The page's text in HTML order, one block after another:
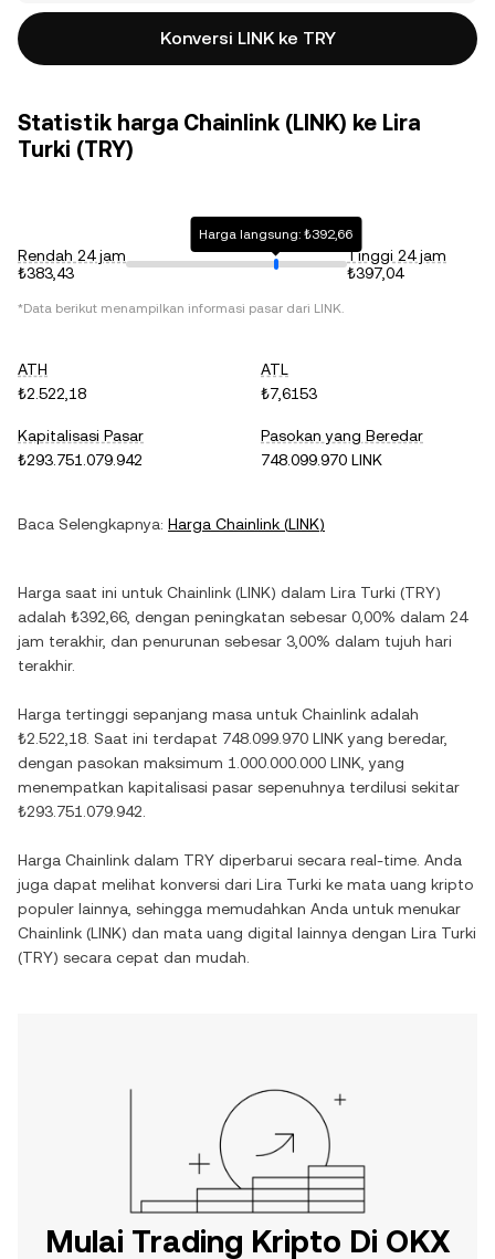
Konversi LINK ke TRY
Statistik harga Chainlink (LINK) ke Lira
Turki (TRY)
Rendah 24 jam
₺383,43
Harga langsung: ₺392,66
Tinggi 24 jam
₺397,04
*Data berikut menampilkan informasi pasar dari LINK.
ATH
₺2.522,18
ATL
₺7,6153
Kapitalisasi Pasar
₺293.751.079.942
Pasokan yang Beredar
748.099.970 LINK
Baca Selengkapnya: Harga Chainlink (LINK)
Harga saat ini untuk Chainlink (LINK) dalam Lira Turki (TRY)
adalah ₺392,66 , dengan peningkatan sebesar 0,00% dalam 24
jam terakhir, dan penurunan sebesar 3,00% dalam tujuh hari
terakhir.
Harga tertinggi sepanjang masa untuk Chainlink adalah
₺2.522,18 . Saat ini terdapat 748.099.970 LINK yang beredar,
dengan pasokan maksimum 1.000.000.000 LINK , yang
menempatkan kapitalisasi pasar sepenuhnya terdilusi sekitar
₺293.751.079.942
Harga Chainlink dalam TRY diperbarui secara real-time. Anda
juga dapat melihat konversi dari Lira Turki ke mata uang kripto
populer lainnya, sehingga memudahkan Anda untuk menukar
Chainlink (LINK) dan mata uang digital lainnya dengan Lira Turki
(TRY) secara cepat dan mudah.
Mulai Trading Kripto Di OKX